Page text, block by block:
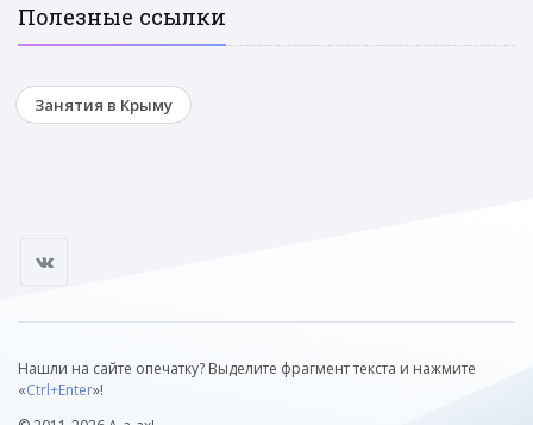
Полезные ссылки
Занятия в Крыму
Нашли на сайте опечатку? Выделите фрагмент текста и нажмите
«Ctrl+Enter»!